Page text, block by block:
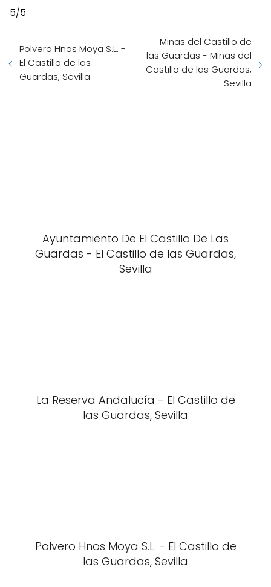
5/5
Polvero Hnos Moya S.L. -
El Castillo de las
Guardas, Sevilla
Minas del Castillo de
las Guardas - Minas del
Castillo de las Guardas,
Sevilla
Ayuntamiento De El Castillo De Las
Guardas - El Castillo de las Guardas,
Sevilla
La Reserva Andalucía - El Castillo de
las Guardas, Sevilla
Polvero Hnos Moya S.L. - El Castillo de
las Guardas, Sevilla